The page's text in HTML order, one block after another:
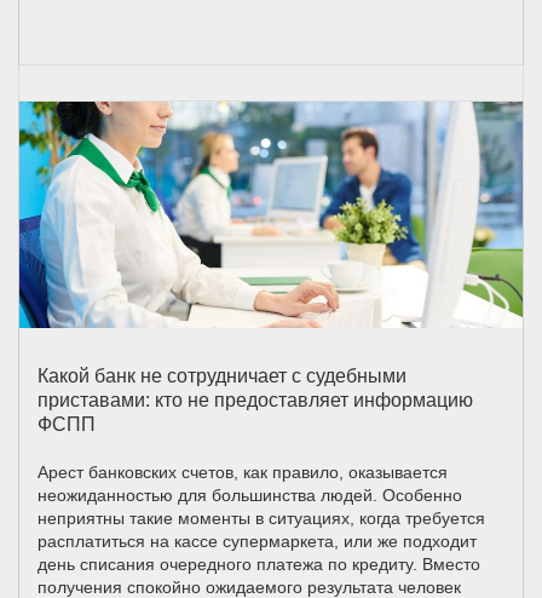
Какой банк не сотрудничает с судебными
приставами: кто не предоставляет информацию
ФСПП
Арест банковских счетов, как правило, оказывается
неожиданностью для большинства людей. Особенно
неприятны такие моменты в ситуациях, когда требуется
расплатиться на кассе супермаркета, или же подходит
день списания очередного платежа по кредиту. Вместо
получения спокойно ожидаемого результата человек